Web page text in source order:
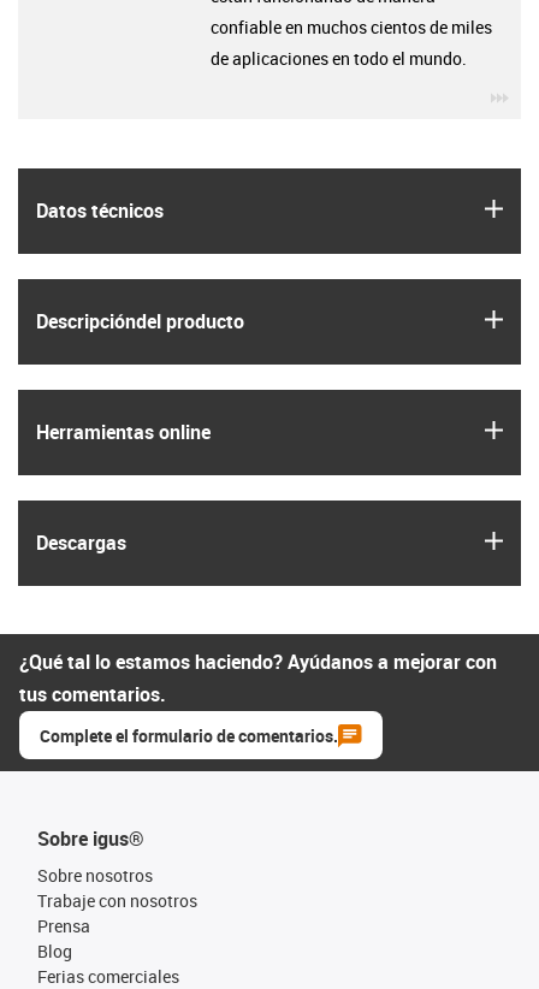
Datos técnicos
Descripción­del producto
Herramientas online
Descargas
confiable en muchos cientos de miles
de aplicaciones en todo el mundo.
¿Qué tal lo estamos haciendo? Ayúdanos a mejorar con
tus comentarios.
Complete el formulario de comentarios.
Sobre igus®
Sobre nosotros
Trabaje con nosotros
Prensa
Blog
Ferias comerciales